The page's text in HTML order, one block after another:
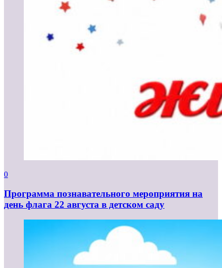
0
Программа познавательного мероприятия на
день флага 22 августа в детском саду